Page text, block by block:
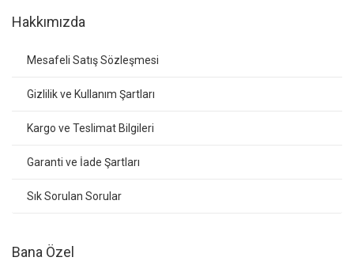
Hakkımızda
Mesafeli Satış Sözleşmesi
Gizlilik ve Kullanım Şartları
Kargo ve Teslimat Bilgileri
Garanti ve İade Şartları
Sık Sorulan Sorular
Bana Özel